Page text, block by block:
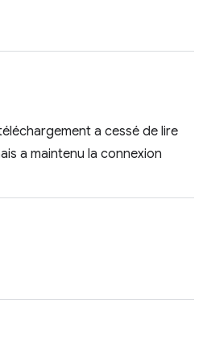
a cessé de lire
a maintenu la connexion